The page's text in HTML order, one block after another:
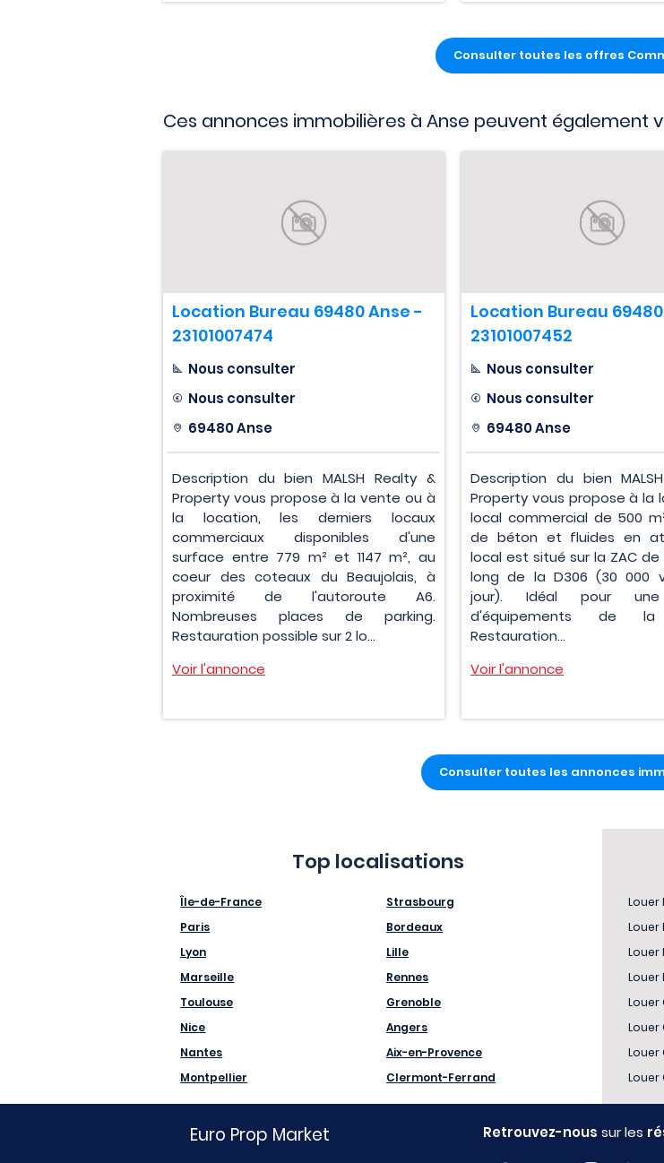
Consulter toutes les offres
Ces annonces immobilières à Anse peuvent également
Location Bureau 69480 Anse -
23101007474
Nous consulter
Nous consulter
69480 Anse
Description du bien MALSH Realty &
Property vous propose à la vente ou à
la location, les derniers locaux
commerciaux disponibles d'une
surface entre 779 m² et 1147 m², au
coeur des coteaux du Beaujolais, à
proximité de l'autoroute A6.
Nombreuses places de parking.
Restauration possible sur 2 lo...
Voir l'annonce
Location Bureau
23101007452
Nous consulter
Nous consulter
69480 Anse
Description du bien
Property vous propose à la
local commercial de 500
de béton et fluides en
local est situé sur la ZAC de
long de la D306 (30 000
jour). Idéal pour
d'équipements de la
Restauration...
Voir l'annonce
Consulter toutes les annonces
Top localisations
Île-de-France
Paris
Lyon
Marseille
Toulouse
Nice
Nantes
Montpellier
Strasbourg
Bordeaux
Lille
Rennes
Grenoble
Angers
Aix-en-Provence
Clermont-Ferrand
Louer
Louer
Louer
Louer
Louer
Louer
Louer
Louer
Euro Prop Market Retrouvez-nous sur les